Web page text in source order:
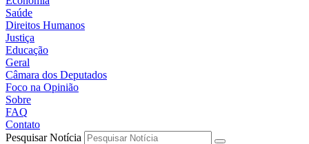
Saúde
Direitos Humanos
Justiça
Educação
Geral
Câmara dos Deputados
Foco na Opinião
Sobre
FAQ
Contato
Pesquisar Notícia